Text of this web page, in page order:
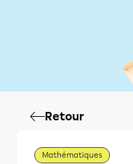
Retour
Mathématiques